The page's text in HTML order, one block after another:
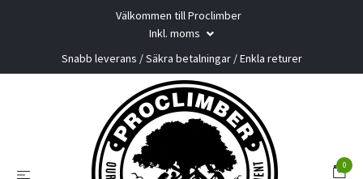
Välkommen till Proclimber
Inkl. moms
Snabb leverans / Säkra betalningar / Enkla returer
0